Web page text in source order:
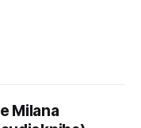
Milana